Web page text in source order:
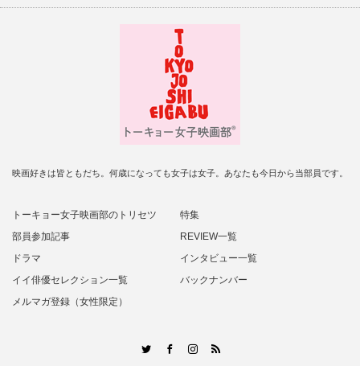
映画好きは皆ともだち。何歳になっても女子は女子。あなたも今日から当部員です。
トーキョー女子映画部のトリセツ
特集
部員参加記事
REVIEW一覧
ドラマ
インタビュー一覧
イイ俳優セレクション一覧
バックナンバー
メルマガ登録（女性限定）
TwitterFacebookInstagram
RSS